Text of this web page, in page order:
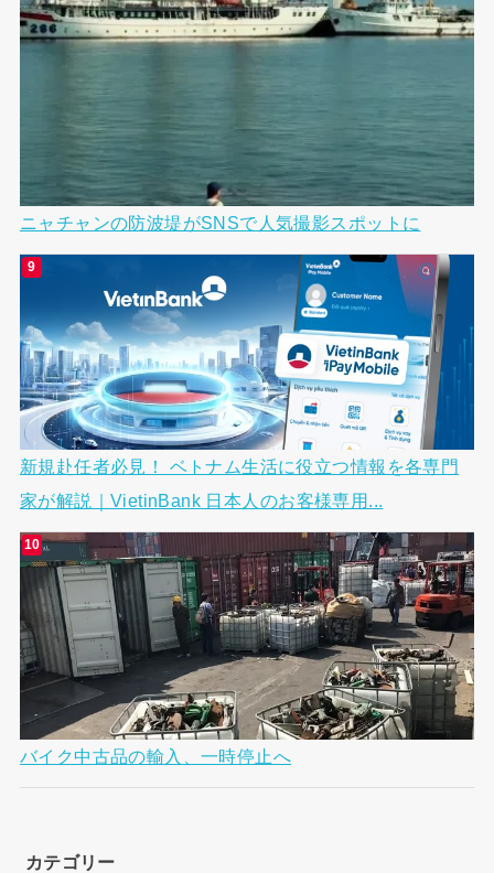
ニャチャンの防波堤がSNSで人気撮影スポットに
新規赴任者必見！ ベトナム生活に役立つ情報を各専門
家が解説｜VietinBank 日本人のお客様専用...
バイク中古品の輸入、一時停止へ
カテゴリー